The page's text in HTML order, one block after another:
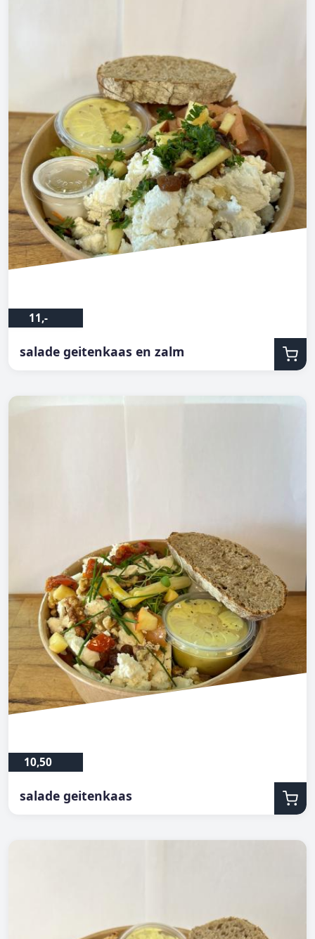
11,-
salade geitenkaas en zalm
10,50
salade geitenkaas